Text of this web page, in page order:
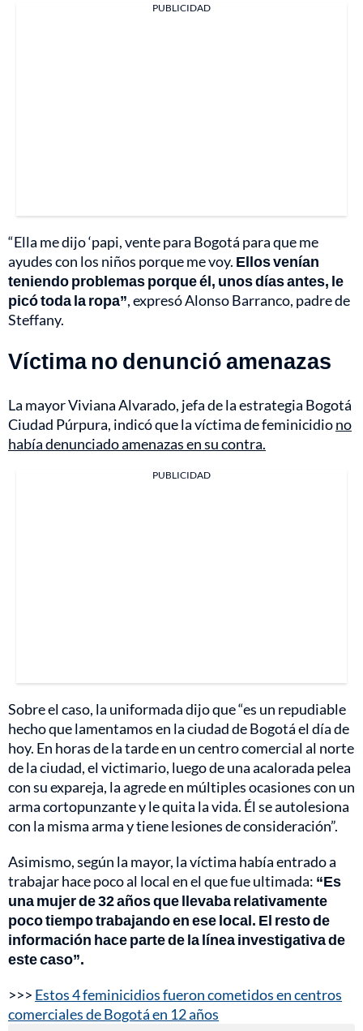
PUBLICIDAD
“Ella me dijo ‘papi, vente para Bogotá para que me
ayudes con los niños porque me voy. Ellos venían
teniendo problemas porque él, unos días antes, le
picó toda la ropa”, expresó Alonso Barranco, padre de
Steffany.
Víctima no denunció amenazas
La mayor Viviana Alvarado, jefa de la estrategia Bogotá
Ciudad Púrpura, indicó que la víctima de feminicidiono
había denunciado amenazas en su contra.
PUBLICIDAD
Sobre el caso, la uniformada dijo que “es un repudiable
hecho que lamentamos en la ciudad de Bogotá el día de
hoy. En horas de la tarde en un centro comercial al norte
de la ciudad, el victimario, luego de una acalorada pelea
con su expareja, la agrede en múltiples ocasiones con un
arma cortopunzante y le quita la vida. Él se autolesiona
con la misma arma y tiene lesiones de consideración”.
Asimismo, según la mayor, la víctima había entrado a
trabajar hace poco al local en el que fue ultimada: “Es
una mujer de 32 años que llevaba relativamente
poco tiempo trabajando en ese local. El resto de
información hace parte de la línea investigativa de
este caso”.
>>> Estos 4 feminicidios fueron cometidos en centros
comerciales de Bogotá en 12 años